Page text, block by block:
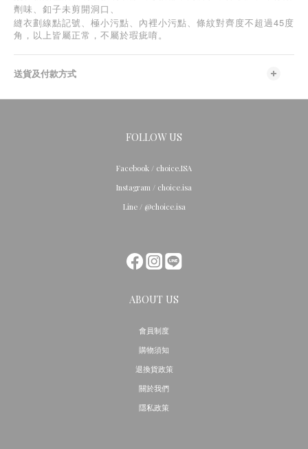
劑味、釦子未剪開洞口、
縫衣劃線點記號、極小污點、內裡小污點、條紋對齊度不超過45 度
角，以上皆屬正常，不屬於瑕疵唷。
送貨及付款方式
FOLLOW US
Facebook / choice.ISA
Instagram / choice.isa
Line / @choice.isa
ABOUT US
會員制度
購物須知
退換貨政策
關於我們
隱私政策